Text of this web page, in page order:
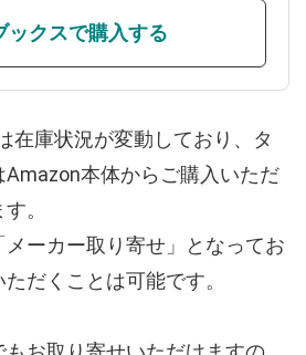
ックスで購入する
在庫状況が変動しており、タ
Amazon本体からご購入いただ
。
ーカー取り寄せ」となってお
だくことは可能です。